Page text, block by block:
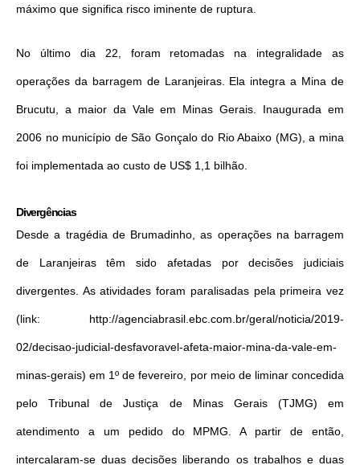
máximo que significa risco iminente de ruptura.
No último dia 22, foram retomadas na integralidade as
operações da barragem de Laranjeiras. Ela integra a Mina de
Brucutu, a maior da Vale em Minas Gerais. Inaugurada em
2006 no município de São Gonçalo do Rio Abaixo (MG), a mina
foi implementada ao custo de US$ 1,1 bilhão.
Divergências
Desde a tragédia de Brumadinho, as operações na barragem
de Laranjeiras têm sido afetadas por decisões judiciais
divergentes. As atividades foram paralisadas pela primeira vez
(link: http://agenciabrasil.ebc.com.br/geral/noticia/2019-
02/decisao-judicial-desfavoravel-afeta-maior-mina-da-vale-em-
minas-gerais) em 1º de fevereiro, por meio de liminar concedida
pelo Tribunal de Justiça de Minas Gerais (TJMG) em
atendimento a um pedido do MPMG. A partir de então,
intercalaram-se duas decisões liberando os trabalhos e duas